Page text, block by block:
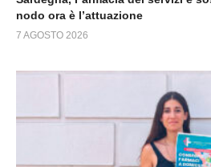
nodo ora è l’attuazione
7 AGOSTO 2026